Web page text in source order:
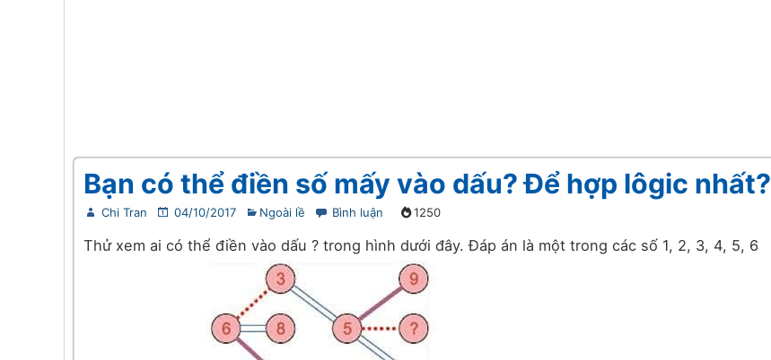
Bạn có thể điền số mấy vào dấu? Để hợp lôgic nhất?
Chi Tran 04/10/2017 Ngoài lề Bình luận 1250
Thử xem ai có thể điền vào dấu ? trong hình dưới đây. Đáp án là một trong các số 1, 2, 3, 4, 5, 6